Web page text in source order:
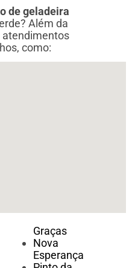
de geladeira
Além da
atendimentos
como:
Graças
Nova
Esperança